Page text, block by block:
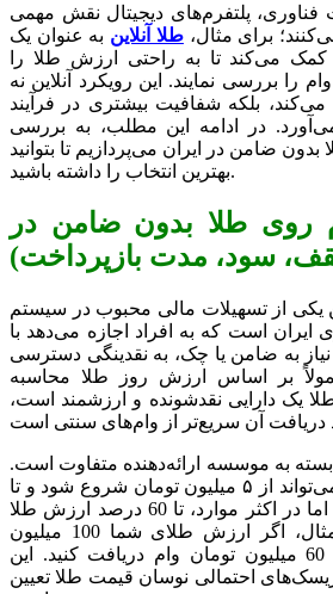
فناوری، پلتفرم‌های دیجیتال نقش مهمی
برای مثال،طلا آنلاین به عنوان یک
کمک می‌کند تا به راحتی ارزش طلا را
را بررسی نمایند. این رویکرد آنلاین نه
بلکه شفافیت بیشتری در فرآیند
در ادامه این مطلب، به بررسی
ضامن در ایران می‌پردازیم تا بتوانید
بهترین انتخاب را داشته باشید.
روی طلا بدون ضامن در
سود، مدت بازپرداخت)
از تسهیلات مالی محبوب در سیستم
ایران است که به افراد اجازه می‌دهد با
به ضامن یا چک، به نقدینگی دسترسی
بر اساس ارزش روز طلا محاسبه
یک دارایی نقدشونده و ارزشمند است،
به موسسه ارائه‌دهنده متفاوت است.
به طور کلی، سقف وام می‌تواند از ۵ میلیون تومان شروع شود و تا
چند میلیارد تومان برسد، اما در اکثر موارد، تا 60 درصد ارزش طلا
پرداخت می‌شود. برای مثال، اگر ارزش طلای شما 100 میلیون
تومان باشد، می‌توانید تا 60 میلیون تومان وام دریافت کنید. این
احتمالی نوسان قیمت طلا تعیین